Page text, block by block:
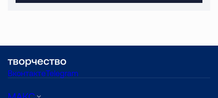
ВконтактеTelegram